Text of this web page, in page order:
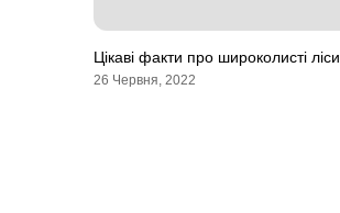
Цікаві факти про широколисті ліси
26 Червня, 2022